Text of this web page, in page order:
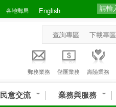
各地郵局 English
查詢專區 下載專區
郵務業務 儲匯業務 壽險業務
民意交流 業務與服務